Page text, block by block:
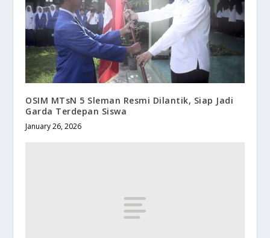
OSIM MTsN 5 Sleman Resmi Dilantik, Siap Jadi
Garda Terdepan Siswa
January 26, 2026